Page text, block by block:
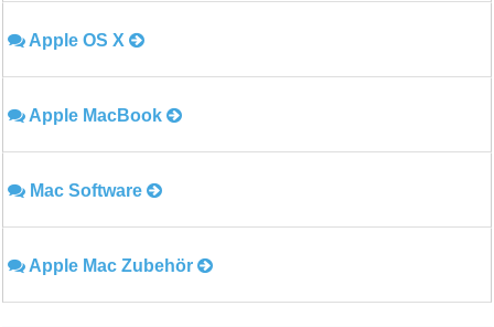
Apple OS X
Apple MacBook
Mac Software
Apple Mac Zubehör